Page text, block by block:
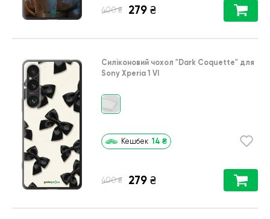
400 ₴ 279 ₴
Силіконовий чохол "Dark Coquette" для
Sony Xperia 1 VI
Кешбек 14 ₴
400 ₴ 279 ₴